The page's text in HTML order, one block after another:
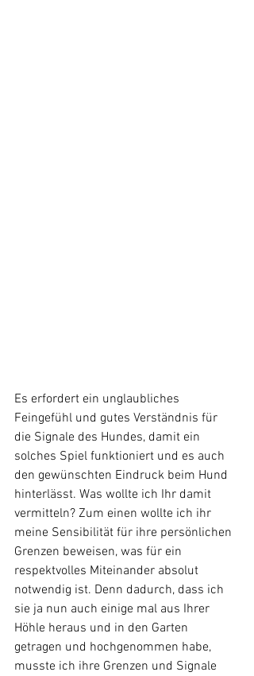
Es erfordert ein unglaubliches
Feingefühl und gutes Verständnis für
die Signale des Hundes, damit ein
solches Spiel funktioniert und es auch
den gewünschten Eindruck beim Hund
hinterlässt. Was wollte ich Ihr damit
vermitteln? Zum einen wollte ich ihr
meine Sensibilität für ihre persönlichen
Grenzen beweisen, was für ein
respektvolles Miteinander absolut
notwendig ist. Denn dadurch, dass ich
sie ja nun auch einige mal aus Ihrer
Höhle heraus und in den Garten
getragen und hochgenommen habe,
musste ich ihre Grenzen und Signale